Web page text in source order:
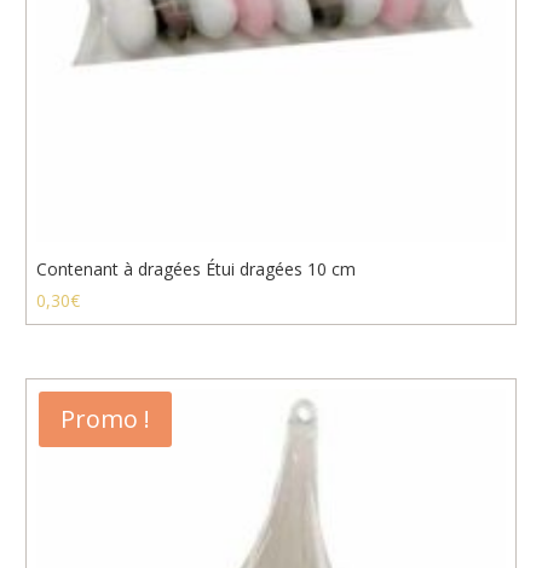
Contenant à dragées Étui dragées 10 cm
0,30€
Promo !